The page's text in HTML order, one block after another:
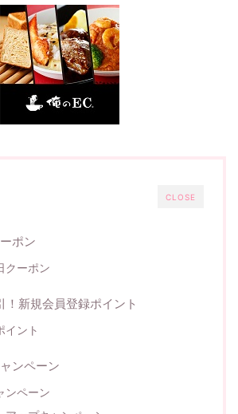
CLOSE
ポン
クーポン
！新規会員登録ポイント
イント
ンペーン
ンペーン